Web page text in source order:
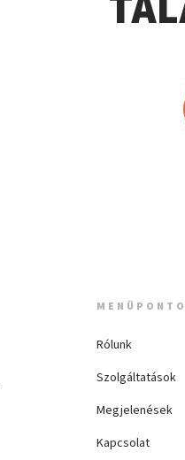
Rólunk
Szolgáltatások
Megjelenések
Kapcsolat